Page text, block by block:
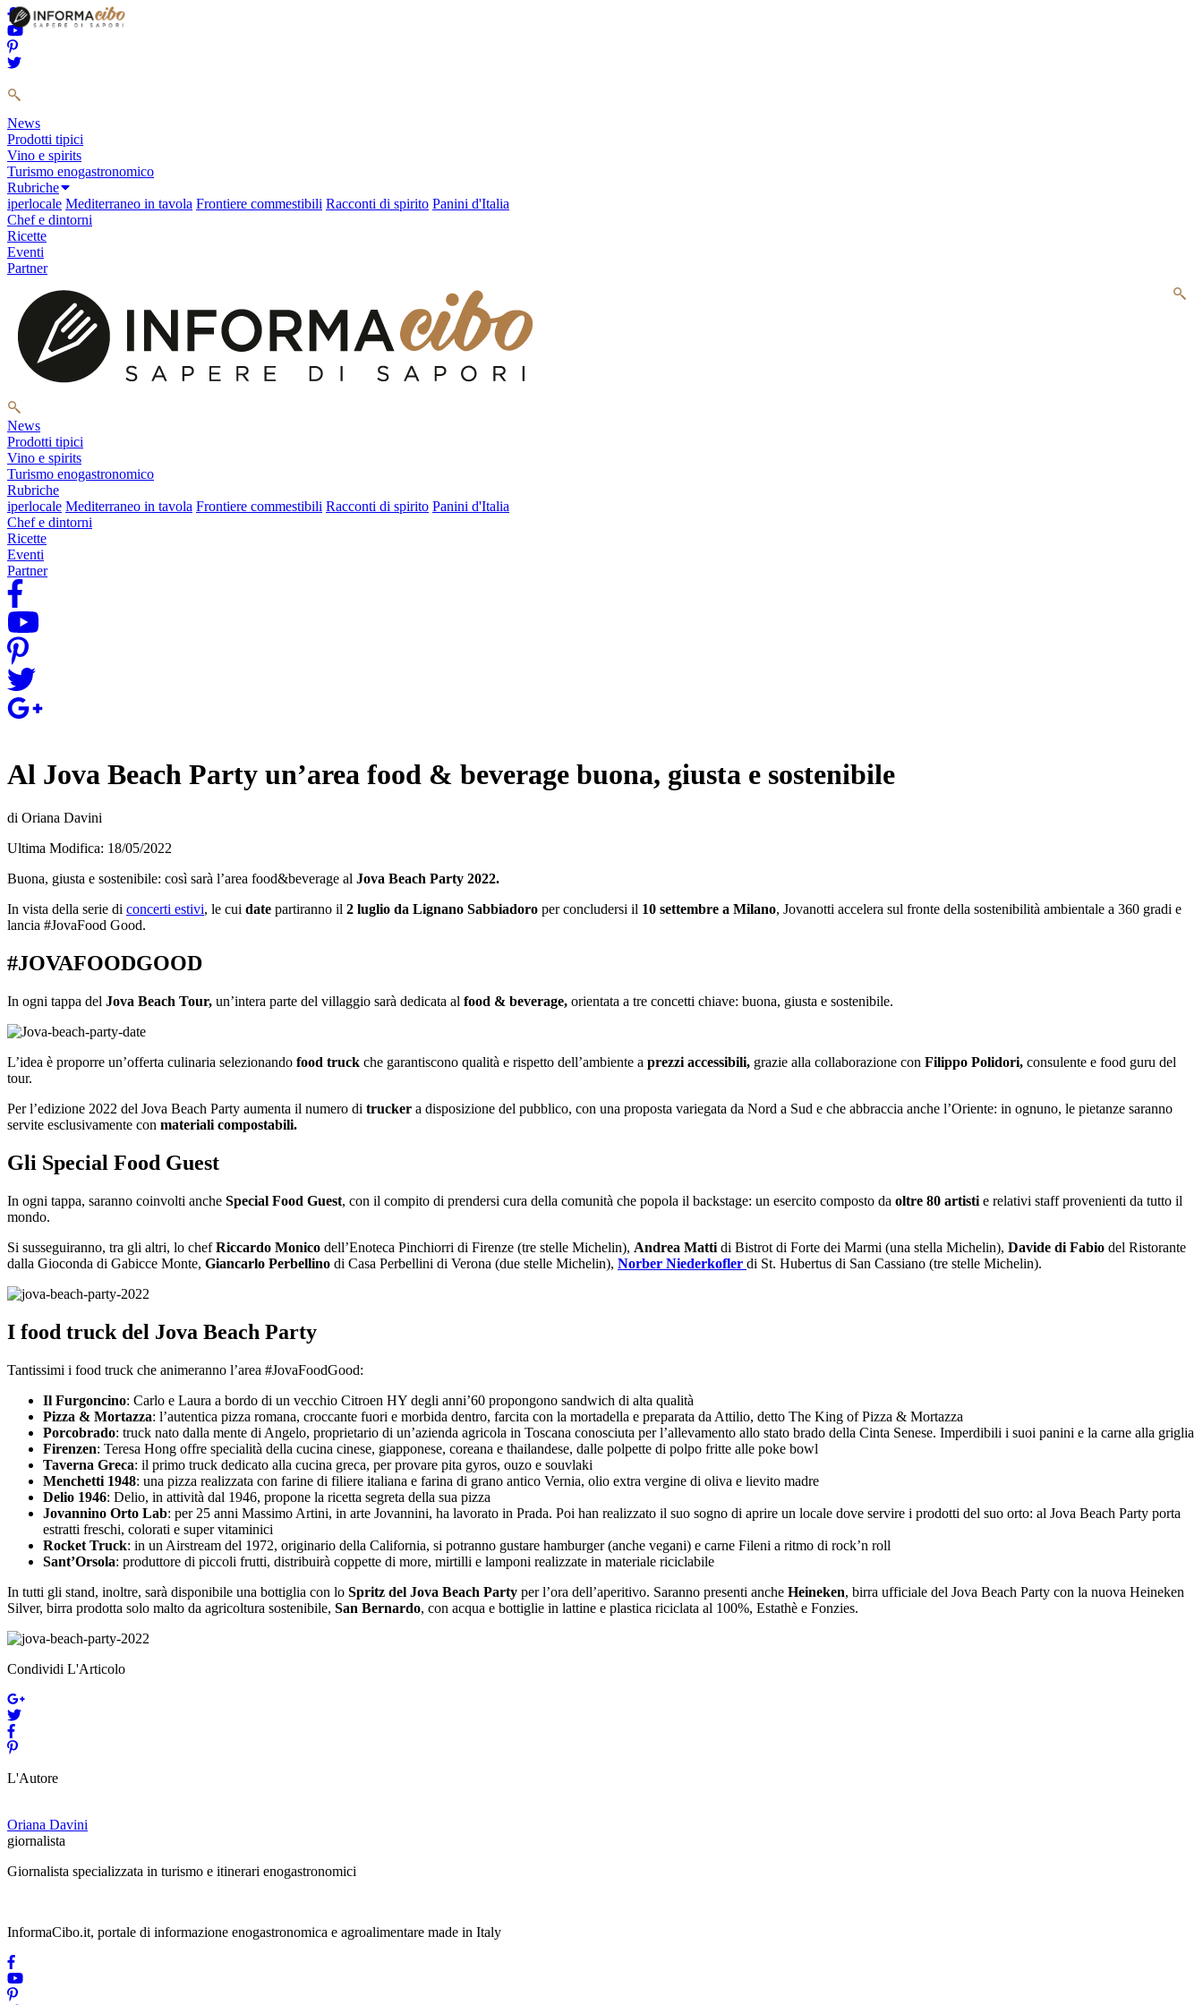
News
Prodotti tipici
Vino e spirits
Turismo enogastronomico
Rubriche
iperlocale Mediterraneo in tavola Frontiere commestibili Racconti di spirito Panini d'Italia
Chef e dintorni
Ricette
Eventi
Partner
News
Prodotti tipici
Vino e spirits
Turismo enogastronomico
Rubriche
iperlocale Mediterraneo in tavola Frontiere commestibili Racconti di spirito Panini d'Italia
Chef e dintorni
Ricette
Eventi
Partner
Al Jova Beach Party un’area food & beverage buona, giusta e sostenibile
di Oriana Davini
Ultima Modifica: 18/05/2022
Buona, giusta e sostenibile: così sarà l’area food&beverage al Jova Beach Party 2022.
In vista della serie di concerti estivi, le cui date partiranno il 2 luglio da Lignano Sabbiadoro per concludersi il 10 settembre a Milano, Jovanotti accelera sul fronte della sostenibilità ambientale a 360 gradi e
lancia #JovaFood Good.
#JOVAFOODGOOD
In ogni tappa del Jova Beach Tour, un’intera parte del villaggio sarà dedicata al food & beverage, orientata a tre concetti chiave: buona, giusta e sostenibile.
L’idea è proporre un’offerta culinaria selezionando food truck che garantiscono qualità e rispetto dell’ambiente a prezzi accessibili, grazie alla collaborazione con Filippo Polidori, consulente e food guru del
tour.
Per l’edizione 2022 del Jova Beach Party aumenta il numero di trucker a disposizione del pubblico, con una proposta variegata da Nord a Sud e che abbraccia anche l’Oriente: in ognuno, le pietanze saranno
servite esclusivamente con materiali compostabili.
Gli Special Food Guest
In ogni tappa, saranno coinvolti anche Special Food Guest, con il compito di prendersi cura della comunità che popola il backstage: un esercito composto da oltre 80 artisti e relativi staff provenienti da tutto il
mondo.
Si susseguiranno, tra gli altri, lo chefRiccardo Monico dell’Enoteca Pinchiorri di Firenze (tre stelle Michelin), Andrea Matti di Bistrot di Forte dei Marmi (una stella Michelin), Davide di Fabio del Ristorante
dalla Gioconda di Gabicce Monte, Giancarlo Perbellino di Casa Perbellini di Verona (due stelle Michelin), Norber Niederkofler di St. Hubertus di San Cassiano (tre stelle Michelin).
I food truck del Jova Beach Party
Tantissimi i food truck che animeranno l’area #JovaFoodGood:
Il Furgoncino: Carlo e Laura a bordo di un vecchio Citroen HY degli anni’60 propongono sandwich di alta qualità
Pizza & Mortazza: l’autentica pizza romana, croccante fuori e morbida dentro, farcita con la mortadella e preparata da Attilio, detto The King of Pizza & Mortazza
Porcobrado: truck nato dalla mente di Angelo, proprietario di un’azienda agricola in Toscana conosciuta per l’allevamento allo stato brado della Cinta Senese. Imperdibili i suoi panini e la carne alla griglia
Firenzen: Teresa Hong offre specialità della cucina cinese, giapponese, coreana e thailandese, dalle polpette di polpo fritte alle poke bowl
Taverna Greca: il primo truck dedicato alla cucina greca, per provare pita gyros, ouzo e souvlaki
Menchetti 1948: una pizza realizzata con farine di filiere italiana e farina di grano antico Vernia, olio extra vergine di oliva e lievito madre
Delio 1946: Delio, in attività dal 1946, propone la ricetta segreta della sua pizza
Jovannino Orto Lab: per 25 anni Massimo Artini, in arte Jovannini, ha lavorato in Prada. Poi han realizzato il suo sogno di aprire un locale dove servire i prodotti del suo orto: al Jova Beach Party porta
estratti freschi, colorati e super vitaminici
Rocket Truck: in un Airstream del 1972, originario della California, si potranno gustare hamburger (anche vegani) e carne Fileni a ritmo di rock’n roll
Sant’Orsola: produttore di piccoli frutti, distribuirà coppette di more, mirtilli e lamponi realizzate in materiale riciclabile
In tutti gli stand, inoltre, sarà disponibile una bottiglia con lo Spritz del Jova Beach Party per l’ora dell’aperitivo. Saranno presenti anche Heineken, birra ufficiale del Jova Beach Party con la nuova Heineken
Silver, birra prodotta solo malto da agricoltura sostenibile, San Bernardo, con acqua e bottiglie in lattine e plastica riciclata al 100%, Estathè e Fonzies.
Condividi L'Articolo
L'Autore
Oriana Davini
giornalista
Giornalista specializzata in turismo e itinerari enogastronomici
InformaCibo.it, portale di informazione enogastronomica e agroalimentare made in Italy